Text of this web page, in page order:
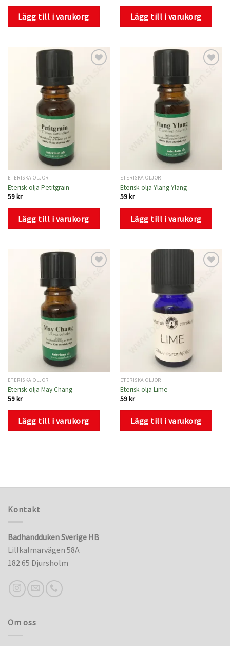
Lägg till i varukorg Lägg till i varukorg
ETERISKA OLJOR
Eterisk olja Petitgrain
59 kr
Lägg till i varukorg
önskelistan
ETERISKA OLJOR
Eterisk olja Ylang Ylang
59 kr
Lägg till i varukorg
ETERISKA OLJOR
Eterisk olja May Chang
59 kr
Lägg till i varukorg
önskelistan
ETERISKA OLJOR
Eterisk olja Lime
59 kr
Lägg till i varukorg
Kontakt
Badhandduken Sverige HB
Lillkalmarvägen 58A
182 65 Djursholm
Om oss